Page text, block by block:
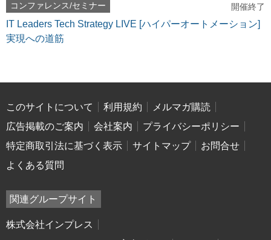
コンファレンス/セミナー 開催終了
IT Leaders Tech Strategy LIVE [ハイパーオートメーション]
実現への道筋
このサイトについて 利用規約
メルマガ購読
広告掲載のご案内
会社案内
プライバシーポリシー
特定商取引法に基づく表示
サイトマップ
お問合せ
よくある質問
関連グループサイト
株式会社インプレス